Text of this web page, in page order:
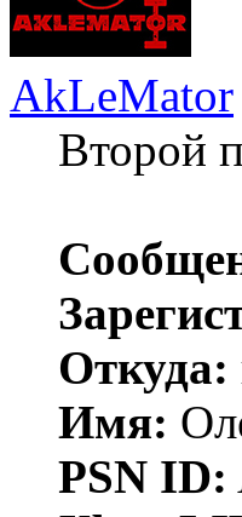
AkLeMator
Второй
Откуда:
Имя:
PSN ID: